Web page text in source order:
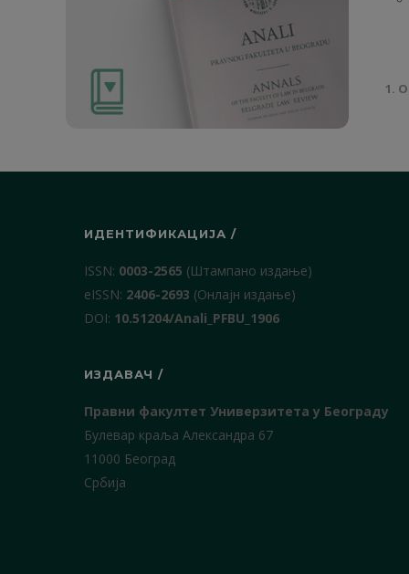
1.
ИДЕНТИФИКАЦИЈА /
ISSN: 0003-2565 (Штампано издање)
еISSN: 2406-2693 (Онлајн издање)
DOI: 10.51204/Anali_PFBU_1906
ИЗДАВАЧ /
Правни факултет Универзитета у Београду
Булевар краља Александра 67
11000 Београд
Србија